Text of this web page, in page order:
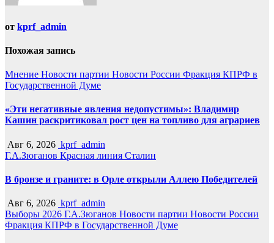
от kprf_admin
Похожая запись
Мнение Новости партии Новости России Фракция КПРФ в
Государственной Думе
«Эти негативные явления недопустимы»: Владимир
Кашин раскритиковал рост цен на топливо для аграриев
Авг 6, 2026 kprf_admin
Г.А.Зюганов Красная линия Сталин
В бронзе и граните: в Орле открыли Аллею Победителей
Авг 6, 2026 kprf_admin
Выборы 2026 Г.А.Зюганов Новости партии Новости России
Фракция КПРФ в Государственной Думе